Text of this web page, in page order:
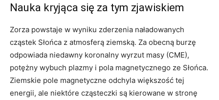
Nauka kryjąca się za tym zjawiskiem
Zorza powstaje w wyniku zderzenia naładowanych
cząstek Słońca z atmosferą ziemską. Za obecną burzę
odpowiada niedawny koronalny wyrzut masy (CME),
potężny wybuch plazmy i pola magnetycznego ze Słońca.
Ziemskie pole magnetyczne odchyla większość tej
energii, ale niektóre cząsteczki są kierowane w stronę